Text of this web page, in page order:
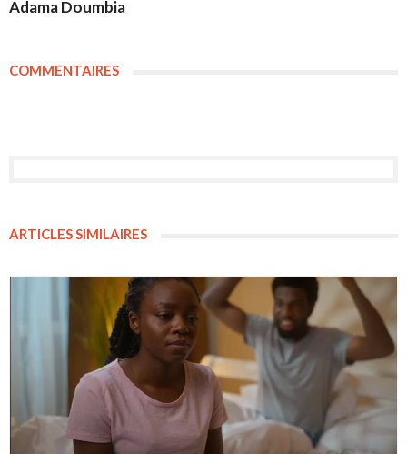
Adama Doumbia
COMMENTAIRES
ARTICLES SIMILAIRES